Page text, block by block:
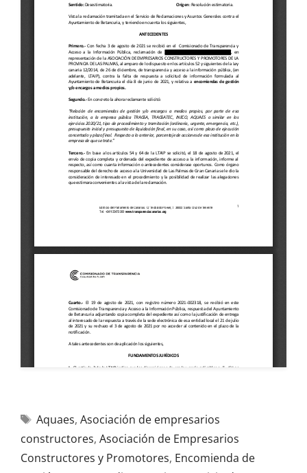
Aquaes, Asociación de empresarios
constructores, Asociación de Empresarios
Constructores y Promotores, Encomienda de